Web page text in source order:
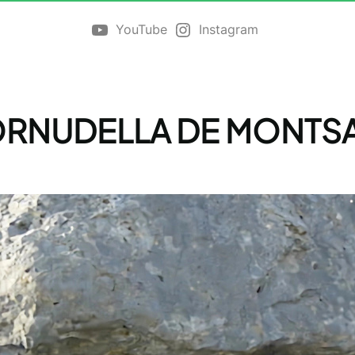
YouTube Instagram
DE